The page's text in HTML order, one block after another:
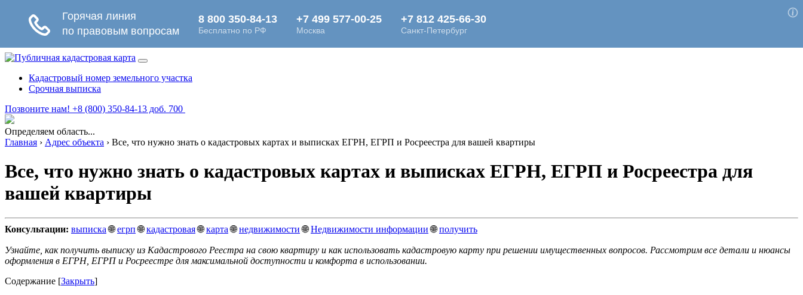
Кадастровый номер земельного участка
Срочная выписка
Позвоните нам! +8 (800) 350-84-13 доб. 700
Определяем область...
Главная › Адрес объекта › Все, что нужно знать о кадастровых картах и выписках ЕГРН, ЕГРП и Росреестра для вашей квартиры
Все, что нужно знать о кадастровых картах и выписках ЕГРН, ЕГРП и Росреестра для
вашей квартиры
Консультации: выписка🌐егрп🌐кадастровая🌐карта🌐недвижимости🌐Недвижимости информации🌐получить
Узнайте, как получить выписку из Кадастрового Реестра на свою квартиру и как использовать кадастровую карту при решении имущественных вопросов. Рассмотрим все детали и нюансы
оформления в ЕГРН, ЕГРП и Росреестре для максимальной доступности и комфорта в использовании.
Содержание [Закрыть]